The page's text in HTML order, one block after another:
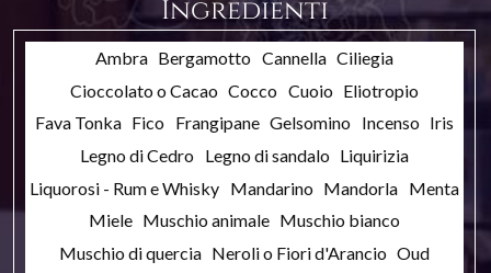
Ingredienti
Ambra Bergamotto Cannella Ciliegia
Cioccolato o Cacao Cocco Cuoio Eliotropio
Fava Tonka Fico Frangipane Gelsomino Incenso Iris
Legno di Cedro Legno di sandalo Liquirizia
Liquorosi - Rum e Whisky Mandarino Mandorla Menta
Miele Muschio animale Muschio bianco
Muschio di quercia Neroli o Fiori d'Arancio Oud